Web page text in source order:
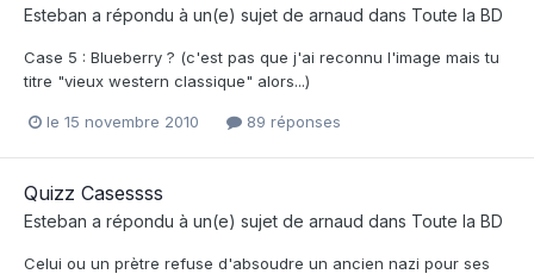
Esteban a répondu à un(e) sujet de arnaud dans Toute la BD
Case 5 : Blueberry ? (c'est pas que j'ai reconnu l'image mais tu
titre "vieux western classique" alors...)
le 15 novembre 2010 89 réponses
Quizz Casessss
Esteban a répondu à un(e) sujet de arnaud dans Toute la BD
Celui ou un prètre refuse d'absoudre un ancien nazi pour ses